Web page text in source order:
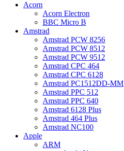
Acorn
Acorn Electron
BBC Micro B
Amstrad
Amstrad PCW 8256
Amstrad PCW 8512
Amstrad PCW 9512
Amstrad CPC 464
Amstrad CPC 6128
Amstrad PC1512DD-MM
Amstrad PPC 512
Amstrad PPC 640
Amstrad 6128 Plus
Amstrad 464 Plus
Amstrad NC100
Apple
ARM